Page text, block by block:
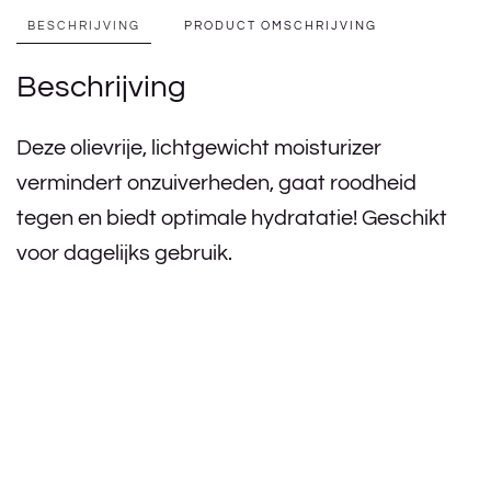
BESCHRIJVING PRODUCT OMSCHRIJVING
Beschrijving
Deze olievrije, lichtgewicht moisturizer
vermindert onzuiverheden, gaat roodheid
tegen en biedt optimale hydratatie! Geschikt
voor dagelijks gebruik.